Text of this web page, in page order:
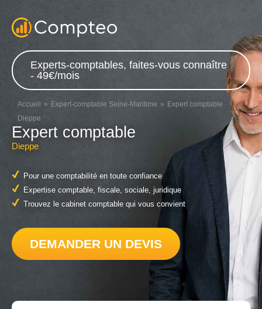
Experts-comptables, faites-vous connaître
- 49€/mois
Accueil Expert-comptable Seine-Maritime
Expert comptable
Dieppe
Expert comptable
Dieppe
Pour une comptabilité en toute confiance
Expertise comptable, fiscale, sociale, juridique
Trouvez le cabinet comptable qui vous convient
DEMANDER UN DEVIS